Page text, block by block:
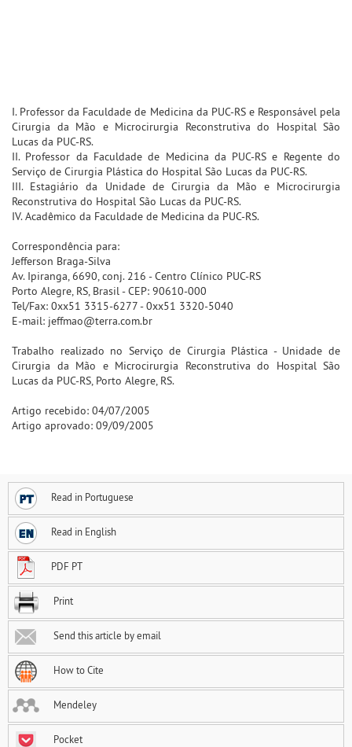
I. Professor da Faculdade de Medicina da PUC-RS e Responsável pela
Cirurgia da Mão e Microcirurgia Reconstrutiva do Hospital São
Lucas da PUC-RS.
II. Professor da Faculdade de Medicina da PUC-RS e Regente do
Serviço de Cirurgia Plástica do Hospital São Lucas da PUC-RS.
III. Estagiário da Unidade de Cirurgia da Mão e Microcirurgia
Reconstrutiva do Hospital São Lucas da PUC-RS.
IV. Acadêmico da Faculdade de Medicina da PUC-RS.
Correspondência para:
Jefferson Braga-Silva
Av. Ipiranga, 6690, conj. 216 - Centro Clínico PUC-RS
Porto Alegre, RS, Brasil - CEP: 90610-000
Tel/Fax: 0xx51 3315-6277 - 0xx51 3320-5040
E-mail: jeffmao@terra.com.br
Trabalho realizado no Serviço de Cirurgia Plástica - Unidade de
Cirurgia da Mão e Microcirurgia Reconstrutiva do Hospital São
Lucas da PUC-RS, Porto Alegre, RS.
Artigo recebido: 04/07/2005
Artigo aprovado: 09/09/2005
Read in Portuguese
Read in English
PDF PT
Print
Send this article by email
How to Cite
Mendeley
Pocket